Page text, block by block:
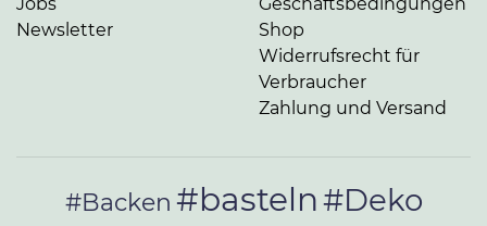
Newsletter
Shop
Widerrufsrecht für
Verbraucher
Zahlung und Versand
#Backen #basteln#Deko